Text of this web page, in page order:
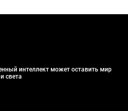
интеллект может оставить мир
света